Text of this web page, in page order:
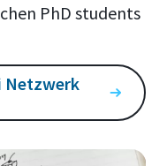
PhD students
Netzwerk